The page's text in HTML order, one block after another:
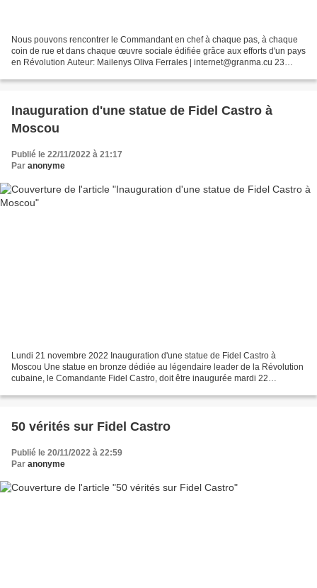
Nous pouvons rencontrer le Commandant en chef à chaque pas, à chaque
coin de rue et dans chaque œuvre sociale édifiée grâce aux efforts d'un pays
en Révolution Auteur: Mailenys Oliva Ferrales | internet@granma.cu 23
Inauguration d'une statue de Fidel Castro à
Moscou
Publié le 22/11/2022 à 21:17
Par anonyme
Lundi 21 novembre 2022 Inauguration d'une statue de Fidel Castro à
Moscou Une statue en bronze dédiée au légendaire leader de la Révolution
cubaine, le Comandante Fidel Castro, doit être inaugurée mardi 22
50 vérités sur Fidel Castro
Publié le 20/11/2022 à 22:59
Par anonyme